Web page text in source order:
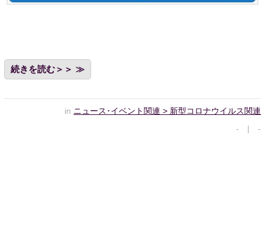
続きを読む＞＞
in ニュース･イベント関連 > 新型コロナウイルス関連
- | -